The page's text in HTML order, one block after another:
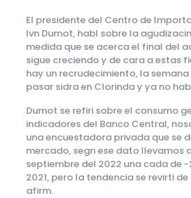
El presidente del Centro de
Ivn Dumot, habl sobre la
medida que se acerca el final del
sigue creciendo y de cara a estas
hay un recrudecimiento, la
pasar sidra en Clorinda y ya no
Dumot se refiri sobre el consumo
indicadores del Banco Central,
una encuestadora privada que se
mercado, segn ese dato llevamos
septiembre del 2022 una cada de
2021, pero la tendencia se revirti
afirm.